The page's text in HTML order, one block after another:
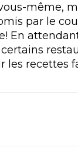
même,
par le
En
les recettes